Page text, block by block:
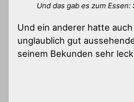
Und das gab es zum
Und ein anderer hatte
unglaublich gut
seinem Bekunden sehr